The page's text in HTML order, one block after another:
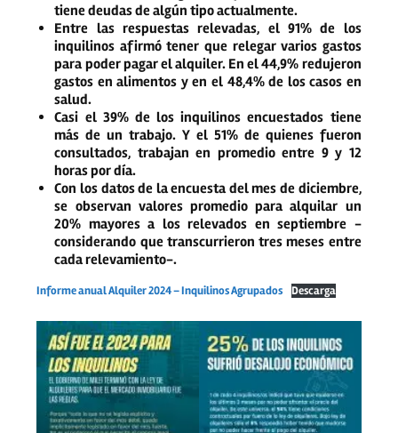
tiene deudasde algún tipoactualmente.
Entre las respuestas relevadas, el 91% de los
inquilinos afirmó tener que relegar varios gastos
para poder pagar el alquiler. En el 44,9% redujeron
gastos en alimentos y en el 48,4% de los casos en
salud.
Casi el 39% de los inquilinos encuestados tiene
más de un trabajo. Y el 51% de quienes fueron
consultados, trabajan en promedio entre 9 y 12
horas por día.
Con los datos de la encuesta del mes de diciembre,
se observan valores promedio para alquilar un
20% mayores a los relevados en septiembre -
considerando que transcurrieron tres meses entre
cada relevamiento-.
Informe anual Alquiler 2024 – Inquilinos Agrupados Descarga